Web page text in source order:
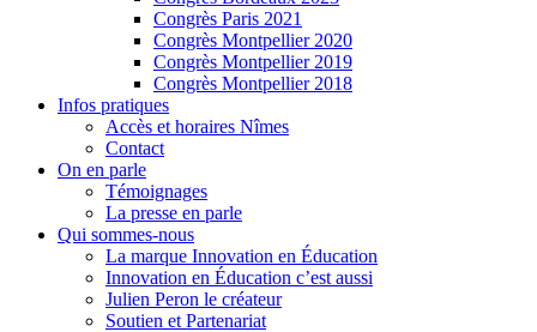
Congrès Paris 2021
Congrès Montpellier 2020
Congrès Montpellier 2019
Congrès Montpellier 2018
Infos pratiques
Accès et horaires Nîmes
Contact
On en parle
Témoignages
La presse en parle
Qui sommes-nous
La marque Innovation en Éducation
Innovation en Éducation c’est aussi
Julien Peron le créateur
Soutien et Partenariat